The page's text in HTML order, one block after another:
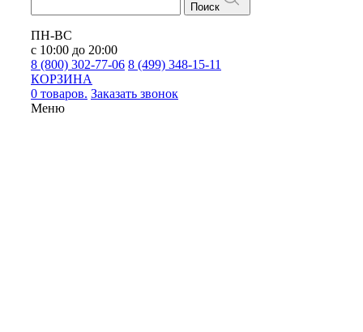
Поиск
ПН-ВС
с 10:00 до 20:00
8 (800) 302-77-06 8 (499) 348-15-11
КОРЗИНА
0 товаров. Заказать звонок
Меню